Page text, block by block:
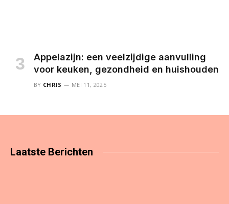
Appelazijn: een veelzijdige aanvulling
voor keuken, gezondheid en huishouden
BY CHRIS MEI 11, 2025
Laatste Berichten